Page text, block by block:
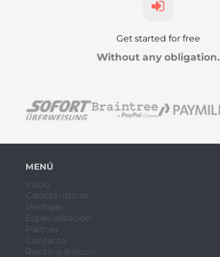
Get started for free
Without any obligation.
MENÚ
Inicio
Características
Ventajas
Especialización
Partner
Contacto
Renting lexicon